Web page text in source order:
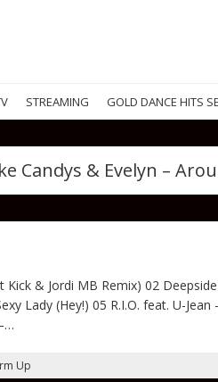
STREAMING GOLD DANCE HITS
Candys & Evelyn –
Kick & Jordi MB Remix) 02
Lady (Hey!) 05 R.I.O. feat. U-Jean
Up